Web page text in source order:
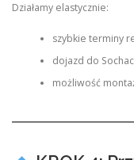
Działamy elastycznie:
szybkie terminy
dojazd do
możliwość